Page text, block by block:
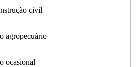
civil
agropecuário
ocasional